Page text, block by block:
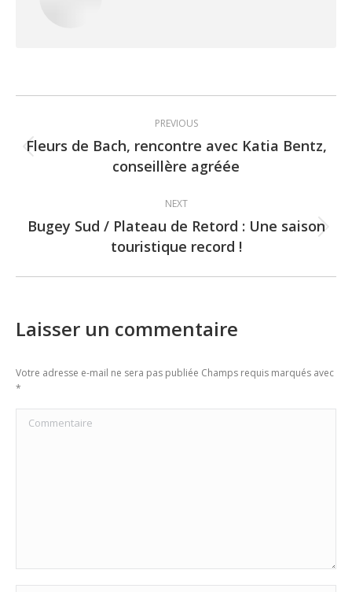
navigation
PREVIOUS
Previous
post:
Fleurs de Bach, rencontre avec Katia Bentz,
conseillère agréée
NEXT
Next
post:
Bugey Sud / Plateau de Retord : Une saison
touristique record !
Laisser un commentaire
Votre adresse e-mail ne sera pas publiée Champs requis marqués avec
*
Commentaire